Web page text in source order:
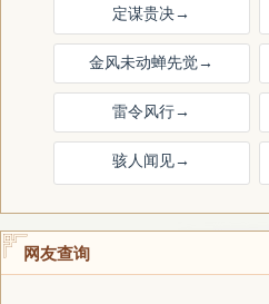
定谋贵决→
金风未动蝉先觉→
雷令风行→
骇人闻见→
网友查询